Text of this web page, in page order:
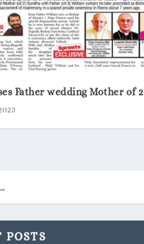
Father wedding Mother of 2
POSTS